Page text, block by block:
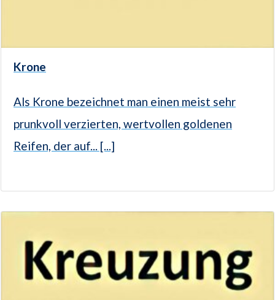
Krone
Als Krone bezeichnet man einen meist sehr
prunkvoll verzierten, wertvollen goldenen
Reifen, der auf... [...]